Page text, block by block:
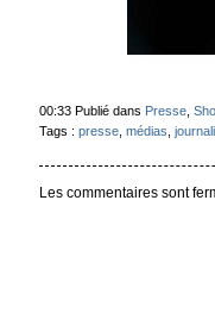
00:33 Publié dans Presse,
Tags : presse, médias,
Les commentaires sont